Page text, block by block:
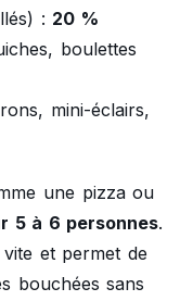
: 20 %
boulettes
mini-éclairs,
une pizza ou
5 à 6 personnes.
et permet de
bouchées sans